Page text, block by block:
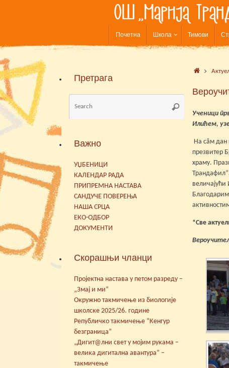
Почетна Школа Тимови
Home
Ученици
Илићем,
На сâм дан
презвитер
храму.
Благодарим
*Све
Претрага
for:
Search
Важно
УЏБЕНИЦИ
КАЛЕНДАР РАДА
ПРИПРЕМНА НАСТАВА
САНДУЧЕ ПОВЕРЕЊА
НАША СРЦА
ЕКО-ОДБОР
ДОКУМЕНТИ
Скорашњи чланци
Пројектна настава у петом разреду –
„Змај и ми“
Окружно такмичење из биологије
школске 2025/26. године
Републичко такмичење “Кенгур
безграница”
„Дигит@лни свет у мојим рукама –
велика дигитална авантура” –
такмичење